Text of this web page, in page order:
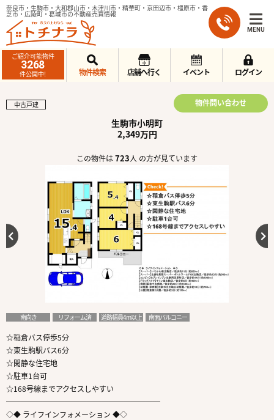
奈良市・生駒市・大和郡山市・木津川市・精華町・京田辺市・橿原市・香
芝市・広陵町・葛城市の不動産売買情報
MENU
ご紹介可能物件
3268
件公開中! 物件検索 店舗へ行く イベント ログイン
中古戸建 物件問い合わせ
生駒市小明町
2,349万円
この物件は723人 の方が見ています
南向き リフォーム済 道路幅員4m以上 南面バルコニー
☆稲倉バス停歩5分
☆東生駒駅バス6分
☆閑静な住宅地
☆駐車1台可
☆168号線までアクセスしやすい
─────────────────────
◇◆ ライフインフォメーション ◆◇